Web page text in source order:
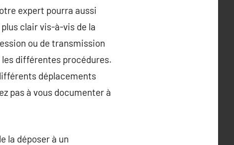
expert pourra aussi
clair vis-à-vis de la
ou de transmission
différentes procédures.
déplacements
pas à vous documenter à
la déposer à un